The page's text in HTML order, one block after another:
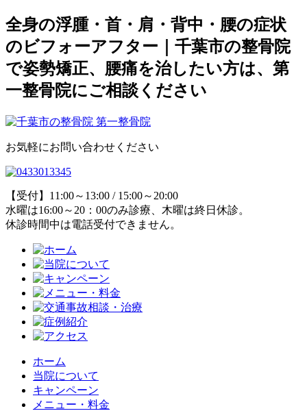
全身の浮腫・首・肩・背中・腰の症状
のビフォーアフター｜千葉市の整骨院
で姿勢矯正、腰痛を治したい方は、第
一整骨院にご相談ください
お気軽にお問い合わせください
【受付】11:00～13:00 / 15:00～20:00
水曜は16:00～20：00のみ診療、木曜は終日休診。
休診時間中は電話受付できません。
ホーム
当院について
キャンペーン
メニュー・料金